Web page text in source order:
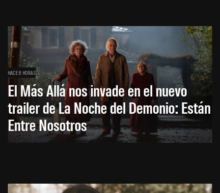
HACE 6 HORAS
El Más Allá nos invade en el nuevo
trailer de La Noche del Demonio: Están
Entre Nosotros